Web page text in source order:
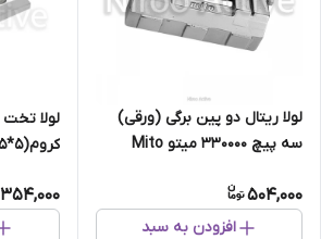
لولا ریتال دو پین برگی (ورقی)
سه پیچ ۳۳۰۰۰۰ میتو Mito
504,000
افزودن به سبد
کروم(۵*۵)۳۷۰۰۰ میتو Mito
354,000